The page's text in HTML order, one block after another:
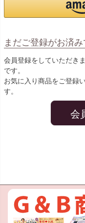
まだご登録がお済
会員登録をしていただき
です。
お気に入り商品をご登録
す。
会